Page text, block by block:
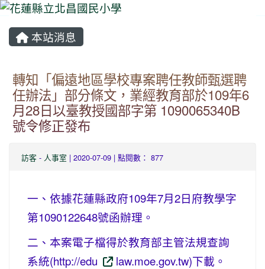
本站消息
轉知「偏遠地區學校專案聘任教師甄選聘
任辦法」部分條文，業經教育部於109年6
月28日以臺教授國部字第 1090065340B
號令修正發布
訪客 - 人事室 | 2020-07-09 | 點閱數： 877
一、依據花蓮縣政府109年7月2日府教學字
第1090122648號函辦理。
二、本案電子檔得於教育部主管法規查詢
系統(http://edu
law.moe.gov.tw)下載。